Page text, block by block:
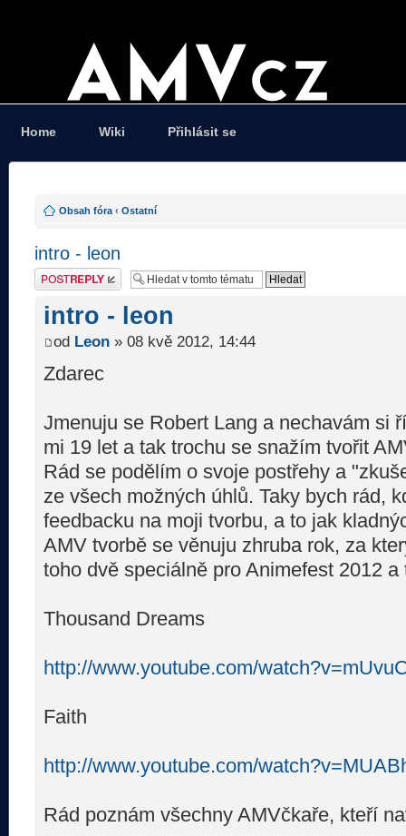
Home Wiki Přihlásit se
Obsah fóra ‹ Ostatní
intro - leon
Odeslat odpověď
intro - leon
od Leon » 08 kvě 2012, 14:44
Zdarec
Jmenuju se Robert Lang a nechavám si
mi 19 let a tak trochu se snažím tvořit
Rád se podělím o svoje postřehy a
ze všech možných úhlů. Taky bych rád,
feedbacku na moji tvorbu, a to jak
AMV tvorbě se věnuju zhruba rok, za
toho dvě speciálně pro Animefest 2012 a
Thousand Dreams
http://www.youtube.com/
Faith
http://www.youtube.com/
Rád poznám všechny AMVčkaře, kteří